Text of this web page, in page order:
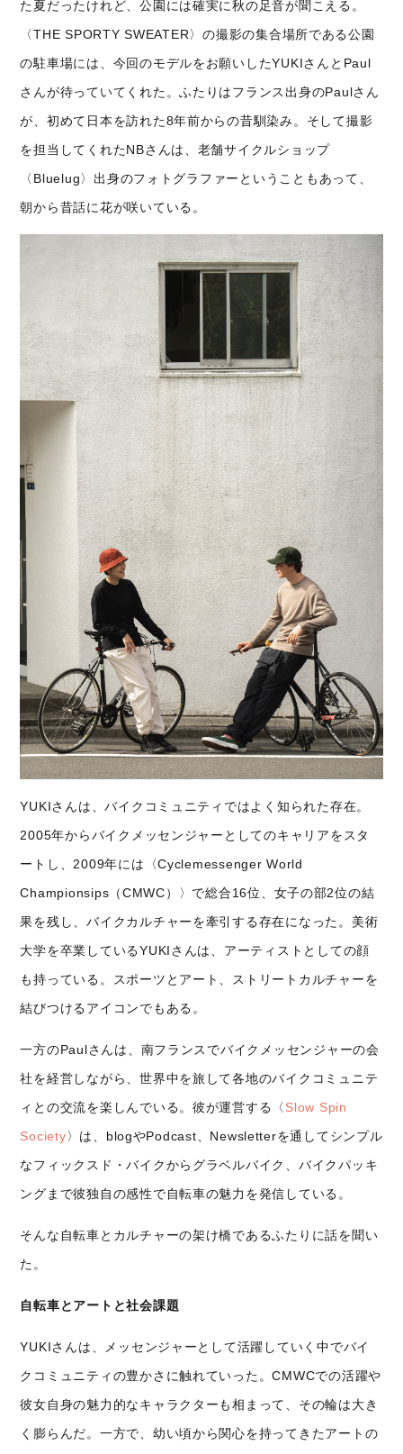
た夏だったけれど、公園には確実に秋の足音が聞こえる。
〈THE SPORTY SWEATER〉の撮影の集合場所である公園
の駐車場には、今回のモデルをお願いしたYUKIさんとPaul
さんが待っていてくれた。ふたりはフランス出身のPaulさん
が、初めて日本を訪れた8年前からの昔馴染み。そして撮影
を担当してくれたNBさんは、老舗サイクルショップ
〈Bluelug〉出身のフォトグラファーということもあって、
朝から昔話に花が咲いている。
YUKIさんは、バイクコミュニティではよく知られた存在。
2005年からバイクメッセンジャーとしてのキャリアをスタ
ートし、2009年には〈Cyclemessenger World
Championsips（CMWC）〉で総合16位、女子の部2位の結
果を残し、バイクカルチャーを牽引する存在になった。美術
大学を卒業しているYUKIさんは、アーティストとしての顔
も持っている。スポーツとアート、ストリートカルチャーを
結びつけるアイコンでもある。
一方のPaulさんは、南フランスでバイクメッセンジャーの会
社を経営しながら、世界中を旅して各地のバイクコミュニテ
ィとの交流を楽しんでいる。彼が運営する〈 Slow Spin
Society〉は、blogやPodcast、Newsletterを通してシンプル
なフィックスド・バイクからグラベルバイク、バイクパッキ
ングまで彼独自の感性で自転車の魅力を発信している。
そんな自転車とカルチャーの架け橋であるふたりに話を聞い
た。
自転車とアートと社会課題
YUKIさんは、メッセンジャーとして活躍していく中でバイ
クコミュニティの豊かさに触れていった。CMWCでの活躍や
彼女自身の魅力的なキャラクターも相まって、その輪は大き
く膨らんだ。一方で、幼い頃から関心を持ってきたアートの